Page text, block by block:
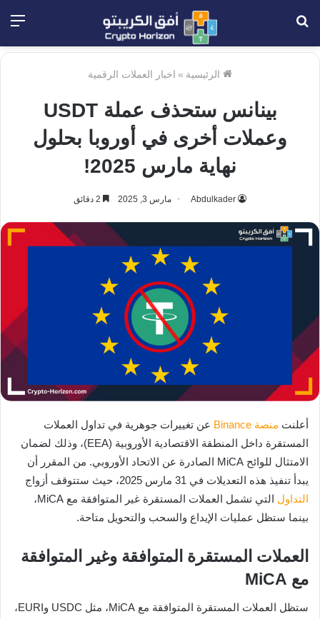
الرئيسية » اخبار العملات الرقمية
بينانس ستحذف عملة USDT
وعملات أخرى في أوروبا بحلول
نهاية مارس 2025!
Abdulkader مارس 3, 2025
أعلنت منصة Binance عن تغييرات جوهرية في تداول العملات
المستقرة داخل المنطقة الاقتصادية الأوروبية (EEA)، وذلك لضمان
الامتثال للوائح MiCA الصادرة عن الاتحاد الأوروبي. من المقرر أن
يبدأ تنفيذ هذه التعديلات في 31 مارس 2025، حيث ستتوقف أزواج
التداول
التي تشمل العملات المستقرة غير المتوافقة مع MiCA،
بينما ستظل عمليات الإيداع والسحب والتحويل متاحة.
العملات المستقرة المتوافقة وغير المتوافقة
مع MiCA
ستظل العملات المستقرة المتوافقة مع MiCA، مثل USDC وEURI،